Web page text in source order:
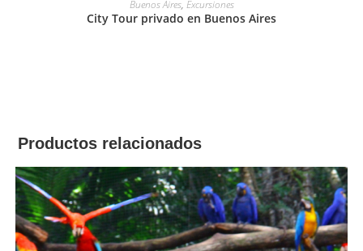
Buenos Aires, Excursiones
City Tour privado en Buenos Aires
Productos relacionados